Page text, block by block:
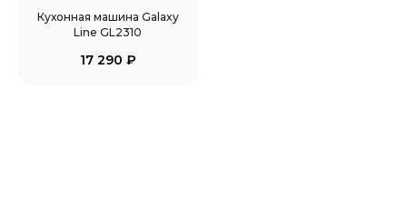
Кухонная машина Galaxy
Line GL2310
17 290 ₽